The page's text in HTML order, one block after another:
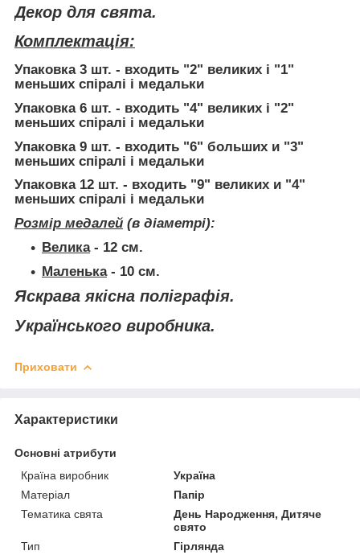
Декор для свята.
Комплектація:
Упаковка 3 шт. - входить "2" великих і "1"
меньших спіралі і медальки
Упаковка 6 шт. - входить "4" великих і "2"
меньших спіралі і медальки
Упаковка 9 шт. - входить "6" больших и "3"
меньших спіралі і медальки
Упаковка 12 шт. - входить "9" великих и "4"
меньших спіралі і медальки
Розмір медалей (в діаметрі):
Велика- 12 см.
Маленька- 10 см.
Яскрава якісна поліграфія.
Українського виробника.
Приховати
Характеристики
Основні атрибути
Країна виробник
Україна
Матеріал
Папір
Тематика свята
День Народження, Дитяче
свято
Тип
Гірлянда